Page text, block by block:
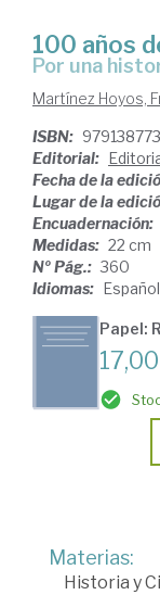
100 años
Por una
Martínez Hoyos,
ISBN:
Editorial:
Fecha de la
Lugar de la
Encuadernación:
Medidas: 22 cm
Nº Pág.: 360
Idiomas: Español
Papel:
Materias:
Historia y